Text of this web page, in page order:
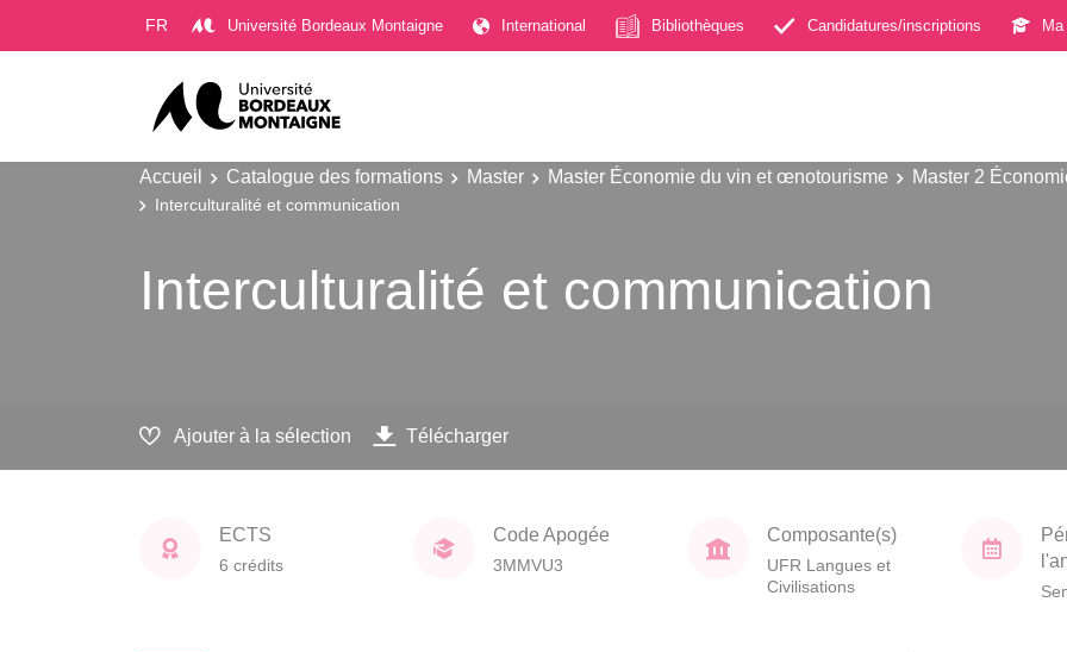
FR Université Bordeaux Montaigne International Bibliothèques Candidatures/inscriptions Ma
Accueil Catalogue des formations Master Master Économie du vin et œnotourisme Master 2
Interculturalité et communication
Interculturalité et communication
Ajouter à la sélection Télécharger
ECTS
6 crédits
Code Apogée
3MMVU3
Composante(s)
UFR Langues et
Civilisations